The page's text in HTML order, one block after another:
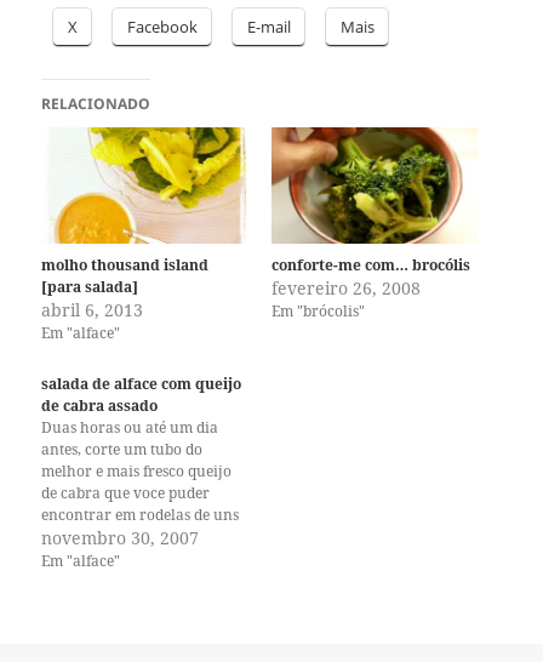
X Facebook E-mail Mais
RELACIONADO
molho thousand island
[para salada]
abril 6, 2013
Em "alface"
conforte-me com… brocólis
fevereiro 26, 2008
Em "brócolis"
salada de alface com queijo
de cabra assado
Duas horas ou até um dia
antes, corte um tubo do
melhor e mais fresco queijo
de cabra que voce puder
encontrar em rodelas de uns
2 ou 3 cm, coloque num
recipiente com tampa,
novembro 30, 2007
Em "alface"